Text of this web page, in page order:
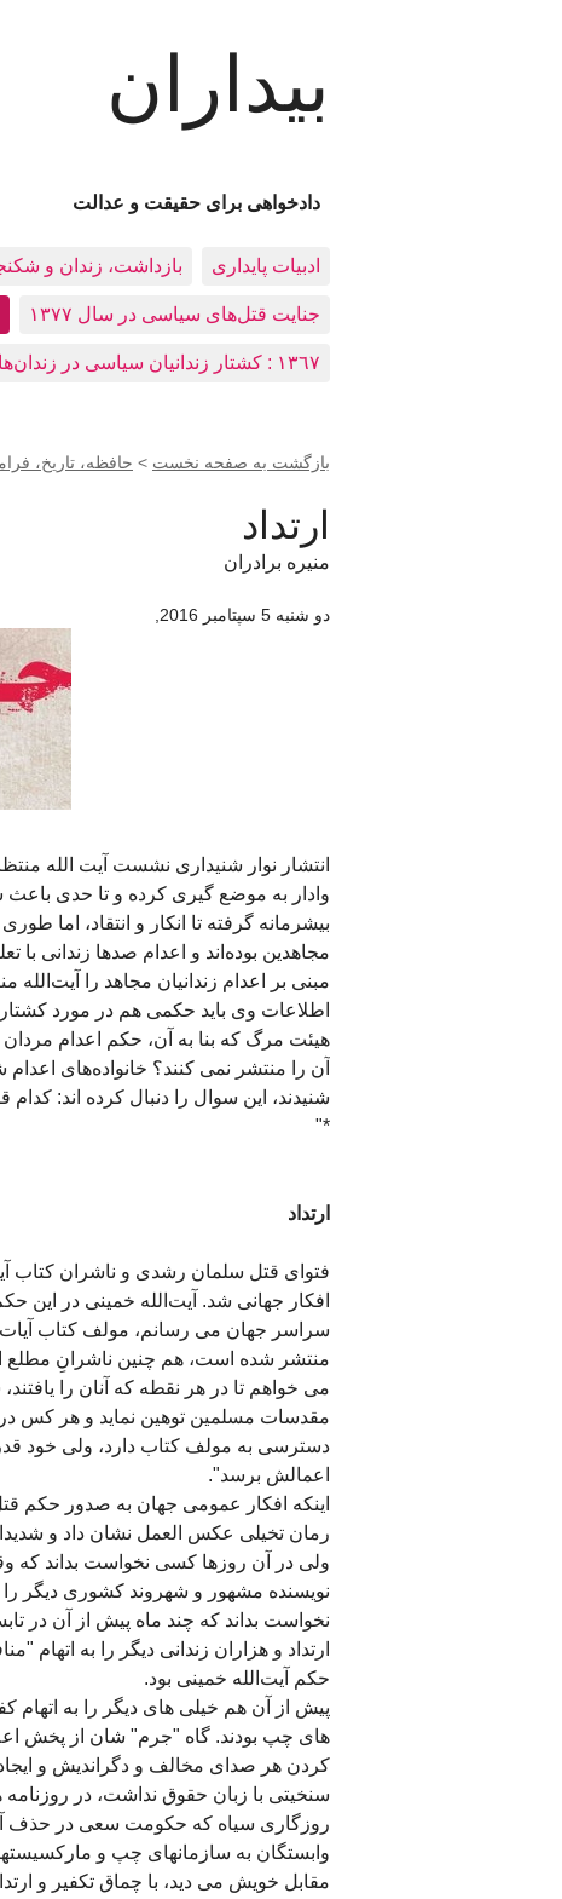
بیداران
دادخواهی برای حقیقت و عدالت
ادبيات پايداری بازداشت، زندان و
جنایت قتل‌های سیاسی در سال ۱۳۷۷
١٣٦٧ : کشتار زندانيان سياسی در زندان‌های ایران
بازگشت به صفحه نخست > حافظه، تاريخ،
ارتداد
منیره برادران
دو شنبه 5 سپتامبر 2016
انتشار نوار شنیداری نشست آیت الله
وادار به موضع گیری کرده و تا حدی
بیشرمانه گرفته تا انکار و انتقاد، اما
مجاهدین بوده‌اند و اعدام صدها زندانی
مبنی بر اعدام زندانیان مجاهد را
اطلاعات وی باید حکمی هم در مورد
هیئت مرگ که بنا به آن، حکم اعدام
آن را منتشر نمی کنند؟ خانواده‌های
شنیدند، این سوال را دنبال کرده اند:
*"
ارتداد
افکار جهانی شد. آیت‌الله خمینی در این
سراسر جهان می رسانم، مولف کتاب آیات
منتشر شده است، هم چنین ناشرانِ مطلع
می خواهم تا در هر نقطه که آنان را
مقدسات مسلمین توهین نماید و هر کس
دسترسی به مولف کتاب دارد، ولی خود
اعمالش برسد".
اینکه افکار عمومی جهان به صدور حکم
رمان تخیلی عکس العمل نشان داد و شدیدا
ولی در آن روزها کسی نخواست بداند که
نویسنده مشهور و شهروند کشوری دیگر
ارتداد و هزاران زندانی دیگر را به اتهام
حکم آیت‌الله خمینی بود.
پیش از آن هم خیلی های دیگر را به اتهام
کردن هر صدای مخالف و دگراندیش و ایجاد
سنخیتی با زبان حقوق نداشت، در
روزگاری سیاه که حکومت سعی در حذف آن
وابستگان به سازمانهای چپ و